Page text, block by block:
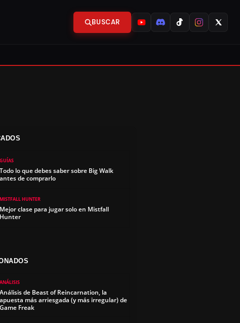
BUSCAR
GUÍAS
Todo lo que debes saber sobre Big Walk
antes de comprarlo
MISTFALL HUNTER
Mejor clase para jugar solo en Mistfall
Hunter
ANÁLISIS
Análisis de Beast of Reincarnation, la
apuesta más arriesgada (y más irregular) de
Game Freak